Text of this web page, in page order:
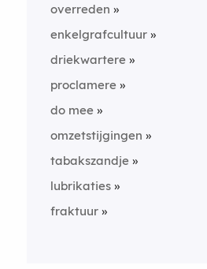
overreden
enkelgrafcultuur
driekwartere
proclamere
do mee
omzetstijgingen
tabakszandje
lubrikaties
fraktuur